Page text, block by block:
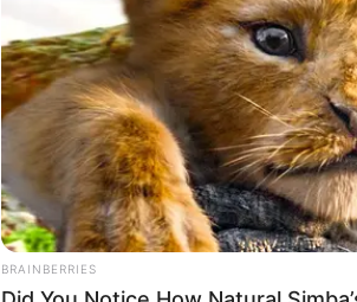
Ia bahkan masuk nominasi Critics’
perannya di film tersebut. Selain itu, ia
BRAINBERRIES